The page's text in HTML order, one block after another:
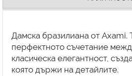
Дамска бразилиана от Axami.
перфектното съчетание
класическа елегантност,
която държи на детайлите.